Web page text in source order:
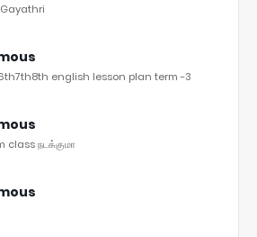
english lesson plan term -3
class நடக்குமா